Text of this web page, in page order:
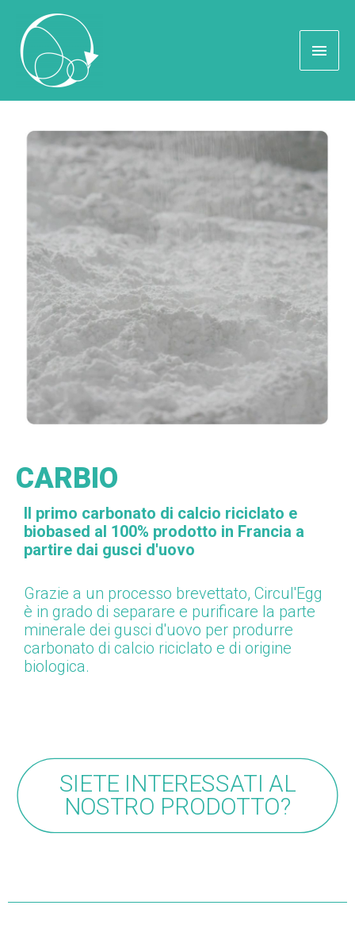
CARBIO
Il primo carbonato di calcio riciclato e
biobased al 100% prodotto in Francia a
partire dai gusci d'uovo
Grazie a un processo brevettato, Circul'Egg
è in grado di separare e purificare la parte
minerale dei gusci d'uovo per produrre
carbonato di calcio riciclato e di origine
biologica.
SIETE INTERESSATI AL
NOSTRO PRODOTTO?